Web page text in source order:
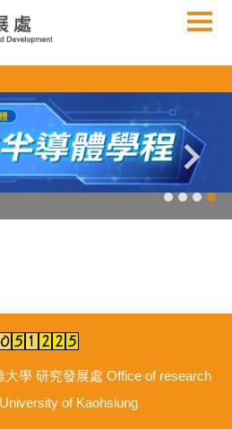
學 研究發展處 Office of research
of Kaohsiung